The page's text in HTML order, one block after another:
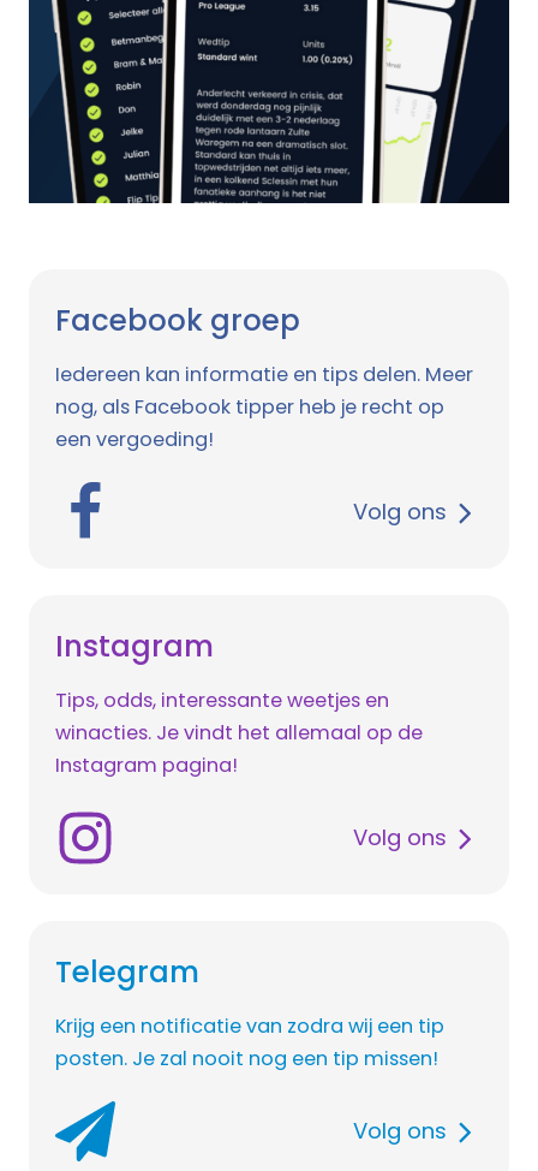
Facebook groep
Iedereen kan informatie en tips delen. Meer
nog, als Facebook tipper heb je recht op
een vergoeding!
Volg ons
Instagram
Tips, odds, interessante weetjes en
winacties. Je vindt het allemaal op de
Instagram pagina!
Volg ons
Telegram
Krijg een notificatie van zodra wij een tip
posten. Je zal nooit nog een tip missen!
Volg ons